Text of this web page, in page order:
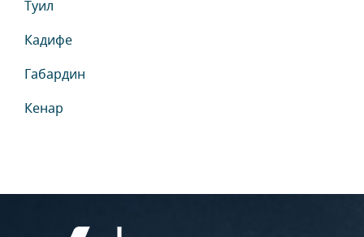
Туил
Кадифе
Габардин
Кенар